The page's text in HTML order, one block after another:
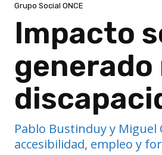
Grupo Social ONCE
Impacto
generado
Pablo Bustinduy y Miguel
accesibilidad, empleo y